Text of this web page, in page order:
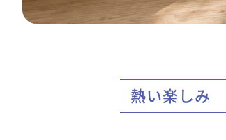
熱い楽しみ